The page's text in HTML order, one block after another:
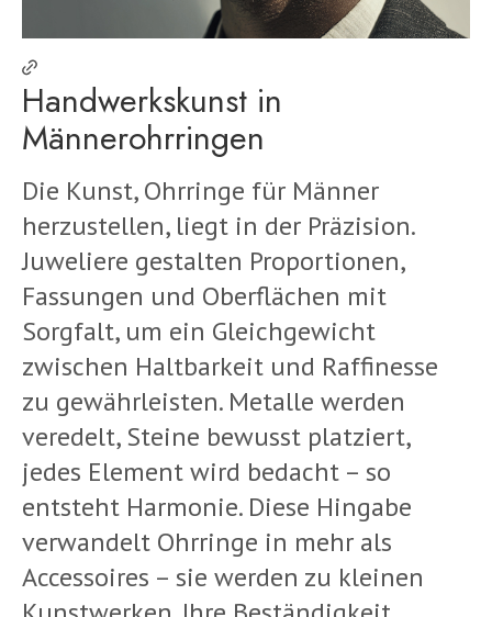
Handwerkskunst in
Männerohrringen
Die Kunst, Ohrringe für Männer
herzustellen, liegt in der Präzision.
Juweliere gestalten Proportionen,
Fassungen und Oberflächen mit
Sorgfalt, um ein Gleichgewicht
zwischen Haltbarkeit und Raffinesse
zu gewährleisten. Metalle werden
veredelt, Steine bewusst platziert,
jedes Element wird bedacht – so
entsteht Harmonie. Diese Hingabe
verwandelt Ohrringe in mehr als
Accessoires – sie werden zu kleinen